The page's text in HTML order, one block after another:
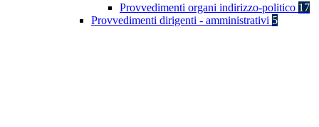
Provvedimenti organi indirizzo-politico 17
Provvedimenti dirigenti - amministrativi 5